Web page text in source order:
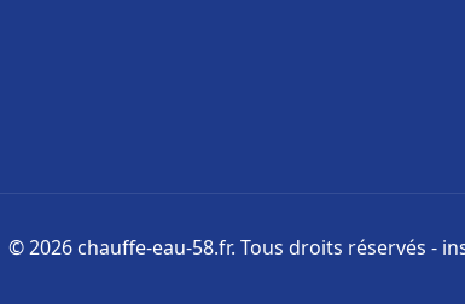
© 2026 chauffe-eau-58.fr. Tous droits réservés -